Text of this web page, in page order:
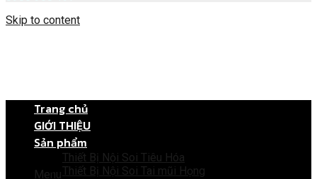
Skip to content
Menu
Trang chủ
GIỚI THIỆU
Sản phẩm
Thiết Bị Nội Soi Tiêu Hóa
Thiết Bị Nội Soi Tai mũi Họng